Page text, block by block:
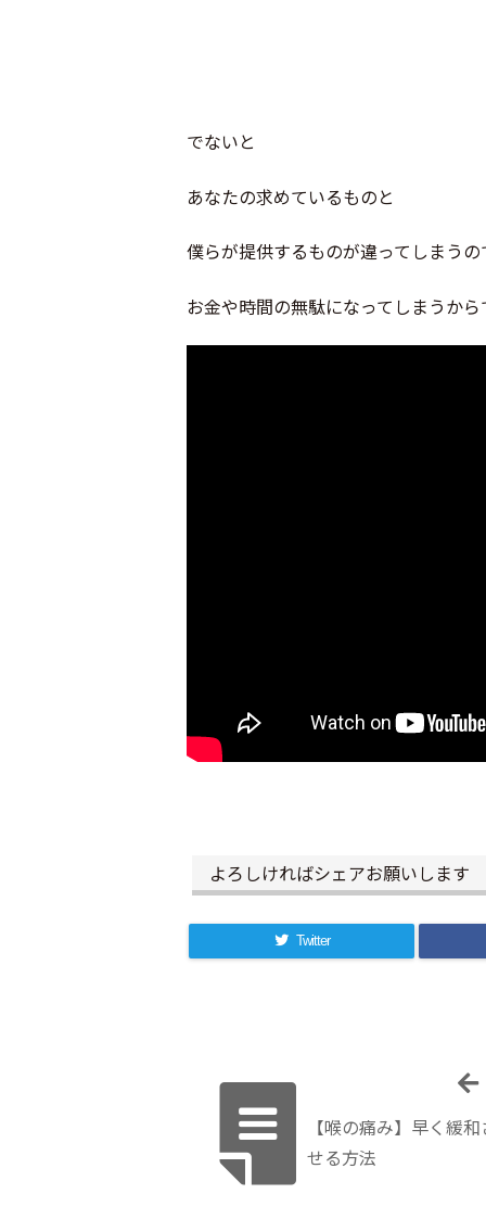
でないと
あなたの求めているものと
僕らが提供するものが違ってしまうの
お金や時間の無駄になってしまうから
よろしければシェアお願いします
Twitter
【喉の痛み】早く緩
せる方法